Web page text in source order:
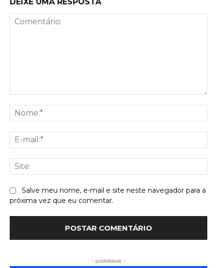
Salve meu nome, e-mail e site neste navegador para a
próxima vez que eu comentar.
- publididade -